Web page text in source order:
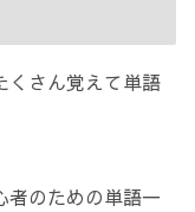
くさん覚えて単語
のための単語一